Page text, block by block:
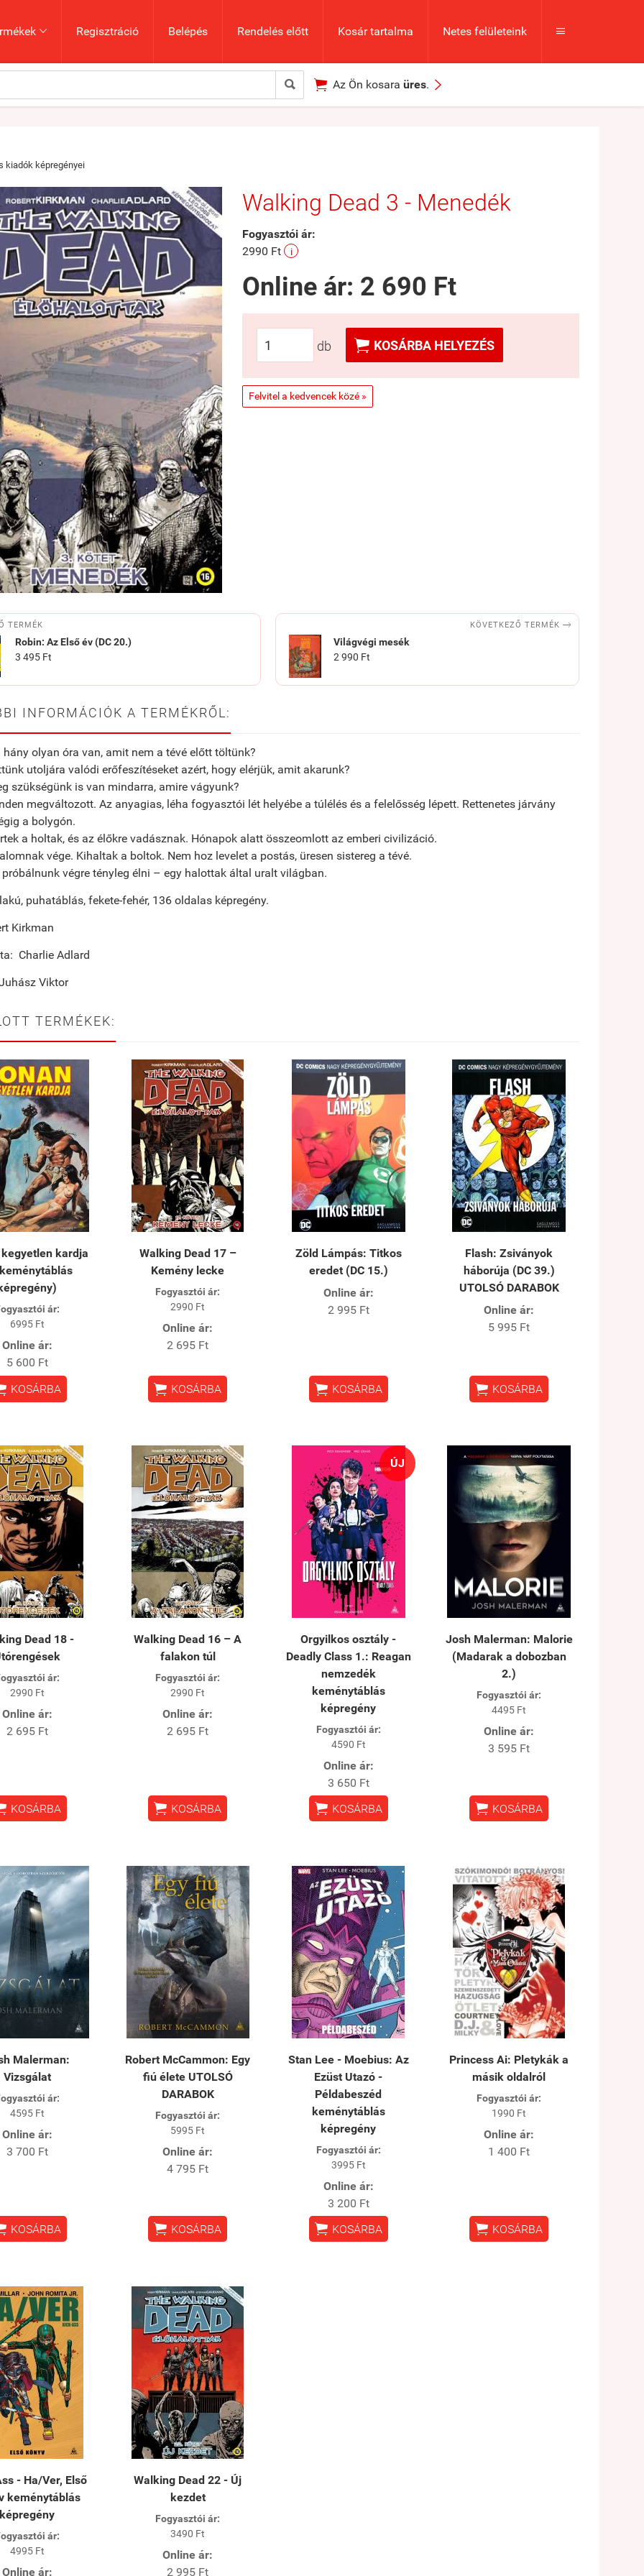
 Regisztráció Belépés Rendelés előtt Kosár tartalma Netes felületeink 
  Az Ön kosara üres. 
kiadók képregényei
Walking Dead 3 - Menedék
Fogyasztói ár:
2990 Ft
i
Online ár: 2 690 Ft
db  KOSÁRBA HELYEZÉS
Felvitel a kedvencek közé »
TERMÉK
Robin: Az Első év (DC 20.)
3 495 Ft
KÖVETKEZŐ TERMÉK 
Világvégi mesék
2 990 Ft
INFORMÁCIÓK A TERMÉKRŐL:
hány olyan óra van, amit nem a tévé előtt töltünk?
utoljára valódi erőfeszítéseket azért, hogy elérjük, amit akarunk?
szükségünk is van mindarra, amire vágyunk?
megváltozott. Az anyagias, léha fogyasztói lét helyébe a túlélés és a felelősség lépett. Rettenetes járvány
a bolygón.
a holtak, és az élőkre vadásznak. Hónapok alatt összeomlott az emberi civilizáció.
vége. Kihaltak a boltok. Nem hoz levelet a postás, üresen sistereg a tévé.
végre tényleg élni – egy halottak által uralt világban.
puhatáblás, fekete-fehér, 136 oldalas képregény.
Kirkman
Charlie Adlard
Viktor
TERMÉKEK:
kegyetlen kardja
ár:
6995 Ft
Online ár:
5 600 Ft
KOSÁRBA
​Walking Dead 17 –
Kemény lecke
Fogyasztói ár:
2990 Ft
Online ár:
2 695 Ft
 KOSÁRBA
Zöld Lámpás: Titkos
eredet (DC 15.)
Online ár:
2 995 Ft
 KOSÁRBA
Flash: Zsiványok
háborúja (DC 39.)
UTOLSÓ DARABOK
Online ár:
5 995 Ft
 KOSÁRBA
Dead 18 -
ár:
2990 Ft
Online ár:
2 695 Ft
KOSÁRBA
​Walking Dead 16 – A
falakon túl
Fogyasztói ár:
2990 Ft
Online ár:
2 695 Ft
 KOSÁRBA
ÚJ
Orgyilkos osztály -
Deadly Class 1.: Reagan
nemzedék
keménytáblás
képregény
Fogyasztói ár:
4590 Ft
Online ár:
3 650 Ft
 KOSÁRBA
Josh Malerman: Malorie
(Madarak a dobozban
2.)
Fogyasztói ár:
4495 Ft
Online ár:
3 595 Ft
 KOSÁRBA
Malerman:
Vizsgálat
ár:
4595 Ft
Online ár:
3 700 Ft
KOSÁRBA
Robert McCammon: Egy
fiú élete UTOLSÓ
DARABOK
Fogyasztói ár:
5995 Ft
Online ár:
4 795 Ft
 KOSÁRBA
Stan Lee - Moebius: Az
Ezüst Utazó -
Példabeszéd
keménytáblás
képregény
Fogyasztói ár:
3995 Ft
Online ár:
3 200 Ft
 KOSÁRBA
Princess Ai: Pletykák a
másik oldalról
Fogyasztói ár:
1990 Ft
Online ár:
1 400 Ft
 KOSÁRBA
- Ha/Ver, Első
keménytáblás
képregény
ár:
4995 Ft
Online ár:
Walking Dead 22 - Új
kezdet
Fogyasztói ár:
3490 Ft
Online ár:
2 995 Ft